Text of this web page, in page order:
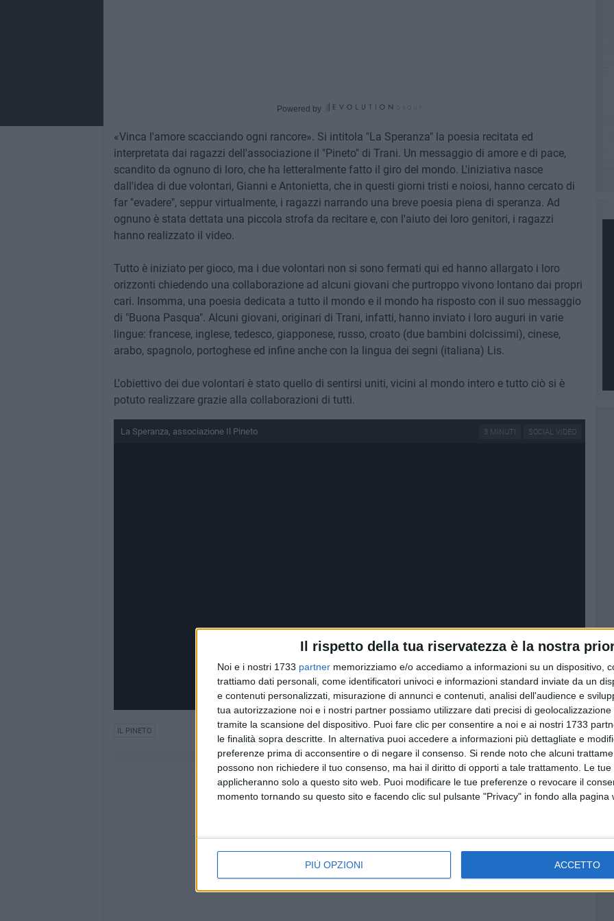
Il rispetto della tua riservatezza è la nostra
Noi e i nostri 1733 partner memorizziamo e/o accediamo a informazioni su un dispositivo,
trattiamo dati personali, come identificatori univoci e informazioni standard inviate da un
e contenuti personalizzati, misurazione di annunci e contenuti, analisi dell'audience e
tua autorizzazione noi e i nostri partner possiamo utilizzare dati precisi di
tramite la scansione del dispositivo. Puoi fare clic per consentire a noi e ai nostri 1733
le finalità sopra descritte. In alternativa puoi accedere a informazioni più dettagliate e
preferenze prima di acconsentire o di negare il consenso. Si rende noto che alcuni
possono non richiedere il tuo consenso, ma hai il diritto di opporti a tale trattamento. Le
applicheranno solo a questo sito web. Puoi modificare le tue preferenze o revocare il
momento tornando su questo sito e facendo clic sul pulsante "Privacy" in fondo alla pagina
PIÙ OPZIONI ACCETTO
Powered by
«Vinca l'amore scacciando ogni rancore». Si intitola "La Speranza" la poesia recitata ed
interpretata dai ragazzi dell'associazione il "Pineto" di Trani. Un messaggio di amore e di pace,
scandito da ognuno di loro, che ha letteralmente fatto il giro del mondo. L'iniziativa nasce
dall'idea di due volontari, Gianni e Antonietta, che in questi giorni tristi e noiosi, hanno cercato di
far "evadere", seppur virtualmente, i ragazzi narrando una breve poesia piena di speranza. Ad
ognuno è stata dettata una piccola strofa da recitare e, con l'aiuto dei loro genitori, i ragazzi
hanno realizzato il video.
Tutto è iniziato per gioco, ma i due volontari non si sono fermati qui ed hanno allargato i loro
orizzonti chiedendo una collaborazione ad alcuni giovani che purtroppo vivono lontano dai propri
cari. Insomma, una poesia dedicata a tutto il mondo e il mondo ha risposto con il suo messaggio
di "Buona Pasqua". Alcuni giovani, originari di Trani, infatti, hanno inviato i loro auguri in varie
lingue: francese, inglese, tedesco, giapponese, russo, croato (due bambini dolcissimi), cinese,
arabo, spagnolo, portoghese ed infine anche con la lingua dei segni (italiana) Lis.
L'obiettivo dei due volontari è stato quello di sentirsi uniti, vicini al mondo intero e tutto ciò si è
potuto realizzare grazie alla collaborazioni di tutti.
SOCIAL VIDEO
3 MINUTI
La Speranza, associazione Il Pineto
IL PINETO